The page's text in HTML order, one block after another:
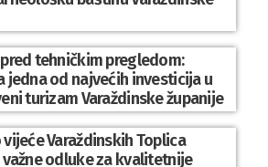
tehničkim pregledom:
jedna od najvećih investicija u
turizam Varaždinske županije
Varaždinskih Toplica
odluke za kvalitetnije